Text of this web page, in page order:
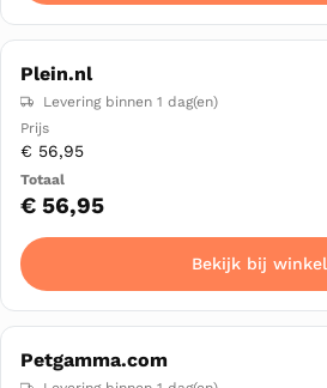
Plein.nl
Levering binnen 1 dag(en)
€ 56,95
€ 56,95
Bekijk bij winkel
Petgamma.com